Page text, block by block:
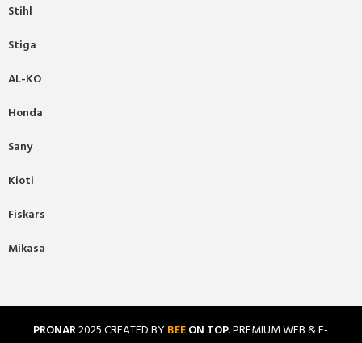
Stihl
Stiga
AL-KO
Honda
Sany
Kioti
Fiskars
Mikasa
PRONAR2025 CREATED BY BEEON TOP. PREMIUM WEB & E-